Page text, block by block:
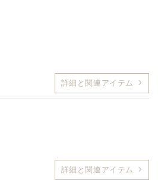
詳細と関連アイテム
詳細と関連アイテム